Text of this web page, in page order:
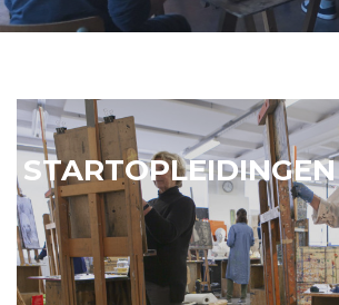
STARTOPLEIDINGEN